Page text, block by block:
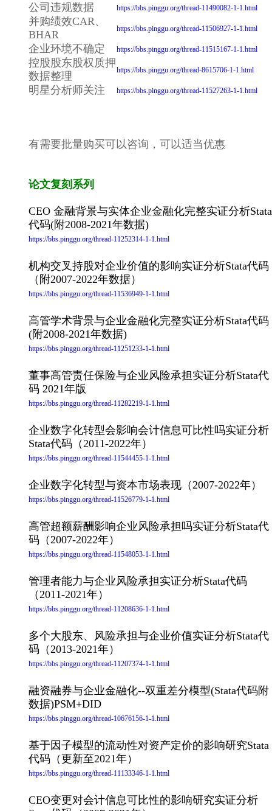
公司违规数据 https://bbs.pinggu.org/thread-11490082-1-1.html
并购绩效CAR、
BHAR
https://bbs.pinggu.org/thread-11506927-1-1.html
企业环境不确定 https://bbs.pinggu.org/thread-11515167-1-1.html
控股股东股权质押
数据整理
https://bbs.pinggu.org/thread-8615706-1-1.html
明星分析师关注 https://bbs.pinggu.org/thread-11527263-1-1.html
有需要批量购买可以咨询，可以适当优惠
论文复刻系列
CEO 金融背景与实体企业金融化完整实证分析Stata
代码(附2008-2021年数据)
https://bbs.pinggu.org/thread-11252314-1-1.html
机构交叉持股对企业价值的影响实证分析Stata代码
（附2007-2022年数据）
https://bbs.pinggu.org/thread-11536949-1-1.html
高管学术背景与企业金融化完整实证分析Stata代码
(附2008-2021年数据)
https://bbs.pinggu.org/thread-11251233-1-1.html
董事高管责任保险与企业风险承担实证分析Stata代
码 2021年版
https://bbs.pinggu.org/thread-11282219-1-1.html
企业数字化转型会影响会计信息可比性吗实证分析
Stata代码（2011-2022年）
https://bbs.pinggu.org/thread-11544455-1-1.html
企业数字化转型与资本市场表现（2007-2022年）
https://bbs.pinggu.org/thread-11526779-1-1.html
高管超额薪酬影响企业风险承担吗实证分析Stata代
码（2007-2022年）
https://bbs.pinggu.org/thread-11548053-1-1.html
管理者能力与企业风险承担实证分析Stata代码
（2011-2021年）
https://bbs.pinggu.org/thread-11208636-1-1.html
多个大股东、风险承担与企业价值实证分析Stata代
码（2013-2021年）
https://bbs.pinggu.org/thread-11207374-1-1.html
融资融券与企业金融化--双重差分模型(Stata代码附
数据)PSM+DID
https://bbs.pinggu.org/thread-10676156-1-1.html
基于因子模型的流动性对资产定价的影响研究Stata
代码（更新至2021年）
https://bbs.pinggu.org/thread-11133346-1-1.html
CEO变更对会计信息可比性的影响研究实证分析